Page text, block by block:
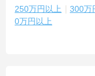
250万円以上 300万
0万円以上